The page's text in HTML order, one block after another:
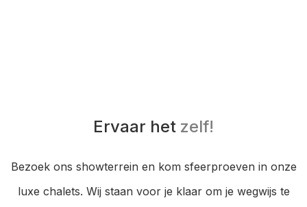
Ervaar het zelf!
Bezoek ons showterrein en kom sfeerproeven in onze
luxe chalets. Wij staan voor je klaar om je wegwijs te